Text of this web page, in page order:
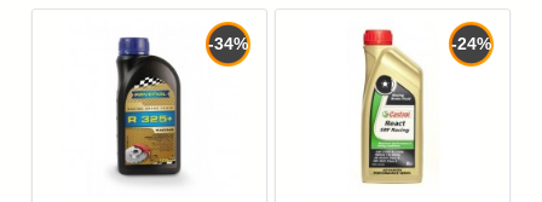
-34% -24%